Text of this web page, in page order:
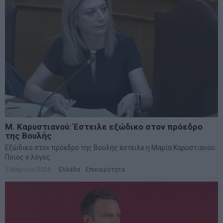
Μ. Καρυστιανού: Έστειλε εξώδικο στον πρόεδρο
της Βουλής
Εξώδικο στον πρόεδρο της Βουλής έστειλε η Μαρία Καρυστιανού.
Ποιος ο λόγος.
5 Μαρτίου 2025 Ελλάδα Επικαιρότητα